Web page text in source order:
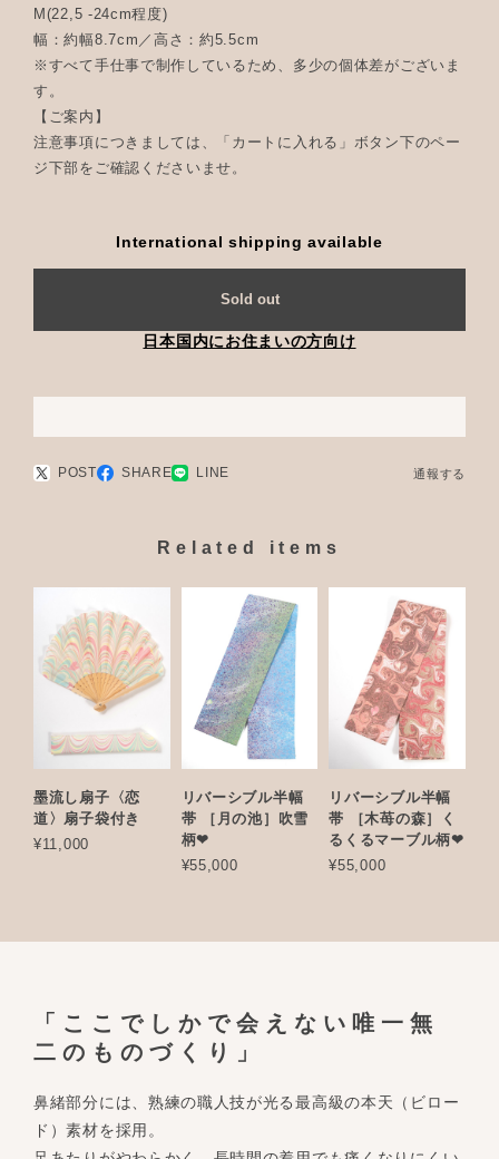
M(22,5 -24cm程度)
幅：約幅8.7cm／高さ：約5.5cm
※すべて手仕事で制作しているため、多少の個体差がございま
す。
【ご案内】
注意事項につきましては、「カートに入れる」ボタン下のペー
ジ下部をご確認くださいませ。
International shipping available
Sold out
日本国内にお住まいの方向け
POST SHARE LINE 通報する
Related items
墨流し扇子〈恋
道〉扇子袋付き
¥11,000
リバーシブル半幅
帯 ［月の池］吹雪
柄❤︎
¥55,000
リバーシブル半幅
帯 ［木苺の森］く
るくるマーブル柄❤︎
¥55,000
「ここでしかで会えない唯一無
二のものづくり」
鼻緒部分には、熟練の職人技が光る最高級の本天（ビロー
ド）素材を採用。